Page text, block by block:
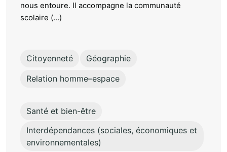
nous entoure. Il accompagne la communauté
scolaire (...)
Citoyenneté
Géographie
Relation homme–espace
Santé et bien-être
Interdépendances (sociales, économiques et
environnementales)